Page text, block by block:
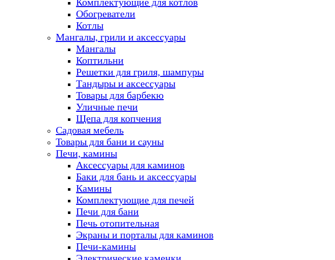
Обогреватели
Котлы
Мангалы, грили и аксессуары
Мангалы
Коптильни
Решетки для гриля, шампуры
Тандыры и аксессуары
Товары для барбекю
Уличные печи
Щепа для копчения
Садовая мебель
Товары для бани и сауны
Печи, камины
Аксессуары для каминов
Баки для бань и аксессуары
Камины
Комплектующие для печей
Печи для бани
Печь отопительная
Экраны и порталы для каминов
Печи-камины